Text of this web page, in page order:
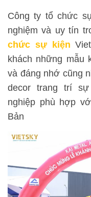
Công ty tổ chức
nghiệm và uy tín
chức sự kiện
khách những mẫu
và đáng nhớ cũng
decor trang trí
nghiệp phù hợp
Bản